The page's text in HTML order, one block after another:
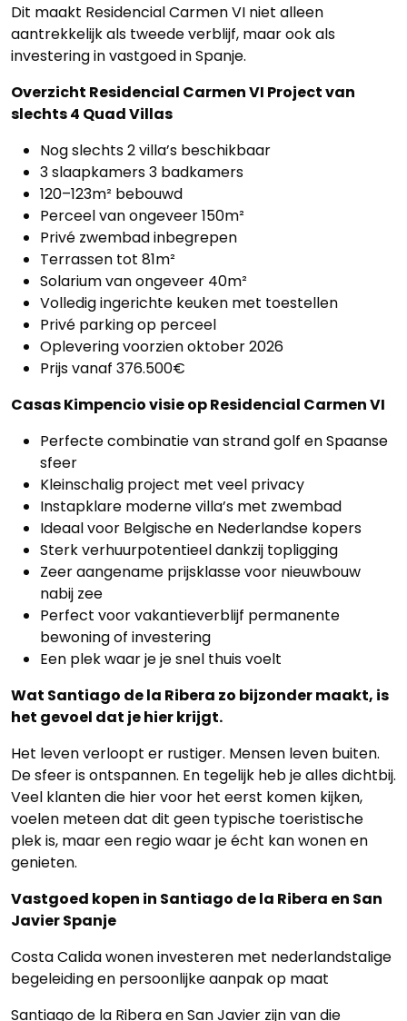
Dit maakt Residencial Carmen VI niet alleen
aantrekkelijk als tweede verblijf, maar ook als
investering in vastgoed in Spanje.
Overzicht Residencial Carmen VI Project van
slechts 4 Quad Villas
Nog slechts 2 villa’s beschikbaar
3 slaapkamers 3 badkamers
120–123m² bebouwd
Perceel van ongeveer 150m²
Privé zwembad inbegrepen
Terrassen tot 81m²
Solarium van ongeveer 40m²
Volledig ingerichte keuken met toestellen
Privé parking op perceel
Oplevering voorzien oktober 2026
Prijs vanaf 376.500€
Casas Kimpencio visie op Residencial Carmen VI
Perfecte combinatie van strand golf en Spaanse
sfeer
Kleinschalig project met veel privacy
Instapklare moderne villa’s met zwembad
Ideaal voor Belgische en Nederlandse kopers
Sterk verhuurpotentieel dankzij topligging
Zeer aangename prijsklasse voor nieuwbouw
nabij zee
Perfect voor vakantieverblijf permanente
bewoning of investering
Een plek waar je je snel thuis voelt
Wat Santiago de la Ribera zo bijzonder maakt, is
het gevoel dat je hier krijgt.
Het leven verloopt er rustiger. Mensen leven buiten.
De sfeer is ontspannen. En tegelijk heb je alles dichtbij.
Veel klanten die hier voor het eerst komen kijken,
voelen meteen dat dit geen typische toeristische
plek is, maar een regio waar je écht kan wonen en
genieten.
Vastgoed kopen in Santiago de la Ribera en San
Javier Spanje
Costa Calida wonen investeren met nederlandstalige
begeleiding en persoonlijke aanpak op maat
Santiago de la Ribera en San Javier zijn van die